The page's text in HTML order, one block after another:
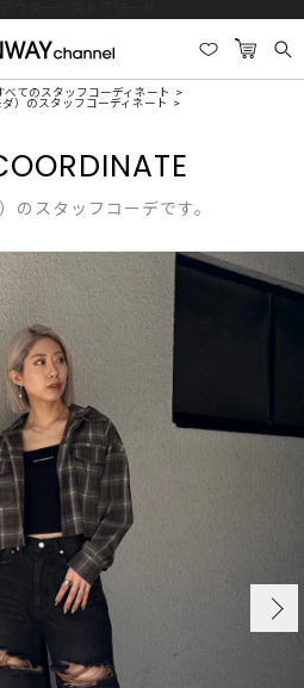
べてのスタッフコーディネート
）のスタッフコーディネート
のスタッフコーデです。